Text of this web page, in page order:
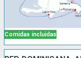
Comidas incluidas